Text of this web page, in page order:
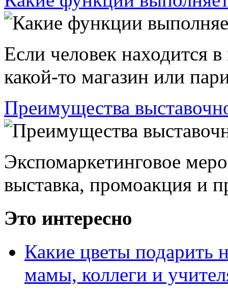
Если человек находится
какой-то магазин или
Преимущества
Экспомаркетинговое
выставка, промоакция и
Это интересно
Какие цветы подарить
мамы, коллеги и